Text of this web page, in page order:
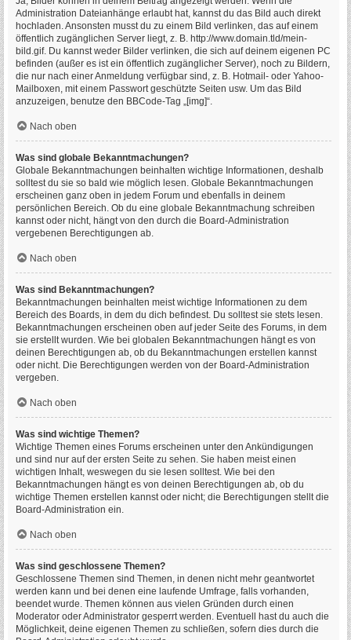
Administration Dateianhänge erlaubt hat, kannst du das Bild auch direkt
hochladen. Ansonsten musst du zu einem Bild verlinken, das auf einem
öffentlich zugänglichen Server liegt, z. B. http://www.domain.tld/mein-
bild.gif. Du kannst weder Bilder verlinken, die sich auf deinem eigenen PC
befinden (außer es ist ein öffentlich zugänglicher Server), noch zu Bildern,
die nur nach einer Anmeldung verfügbar sind, z. B. Hotmail- oder Yahoo-
Mailboxen, mit einem Passwort geschützte Seiten usw. Um das Bild
anzuzeigen, benutze den BBCode-Tag „[img]“.
Nach oben
Was sind globale Bekanntmachungen?
Globale Bekanntmachungen beinhalten wichtige Informationen, deshalb
solltest du sie so bald wie möglich lesen. Globale Bekanntmachungen
erscheinen ganz oben in jedem Forum und ebenfalls in deinem
persönlichen Bereich. Ob du eine globale Bekanntmachung schreiben
kannst oder nicht, hängt von den durch die Board-Administration
vergebenen Berechtigungen ab.
Nach oben
Was sind Bekanntmachungen?
Bekanntmachungen beinhalten meist wichtige Informationen zu dem
Bereich des Boards, in dem du dich befindest. Du solltest sie stets lesen.
Bekanntmachungen erscheinen oben auf jeder Seite des Forums, in dem
sie erstellt wurden. Wie bei globalen Bekanntmachungen hängt es von
deinen Berechtigungen ab, ob du Bekanntmachungen erstellen kannst
oder nicht. Die Berechtigungen werden von der Board-Administration
vergeben.
Nach oben
Was sind wichtige Themen?
Wichtige Themen eines Forums erscheinen unter den Ankündigungen
und sind nur auf der ersten Seite zu sehen. Sie haben meist einen
wichtigen Inhalt, weswegen du sie lesen solltest. Wie bei den
Bekanntmachungen hängt es von deinen Berechtigungen ab, ob du
wichtige Themen erstellen kannst oder nicht; die Berechtigungen stellt die
Board-Administration ein.
Nach oben
Was sind geschlossene Themen?
Geschlossene Themen sind Themen, in denen nicht mehr geantwortet
werden kann und bei denen eine laufende Umfrage, falls vorhanden,
beendet wurde. Themen können aus vielen Gründen durch einen
Moderator oder Administrator gesperrt werden. Eventuell hast du auch die
Möglichkeit, deine eigenen Themen zu schließen, sofern dies durch die